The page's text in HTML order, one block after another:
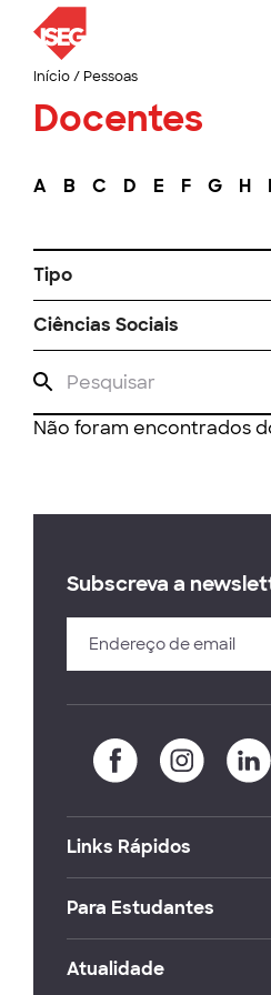
Início/ Pessoas
Docentes
A B C D E F G H I
Tipo
Ciências Sociais
Não foram encontrados
Subscreva a
Links Rápidos
Para Estudantes
Atualidade